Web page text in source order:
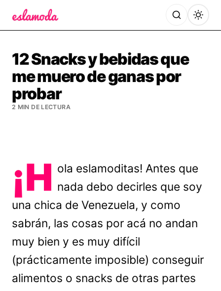
12 Snacks y bebidas que
me muero de ganas por
probar
2 MIN DE LECTURA
¡H ola eslamoditas! Antes que
nada debo decirles que soy
una chica de Venezuela, y como
sabrán, las cosas por acá no andan
muy bien y es muy difícil
(prácticamente imposible) conseguir
alimentos o snacks de otras partes